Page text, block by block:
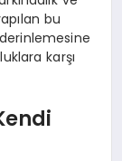
bu
karşı